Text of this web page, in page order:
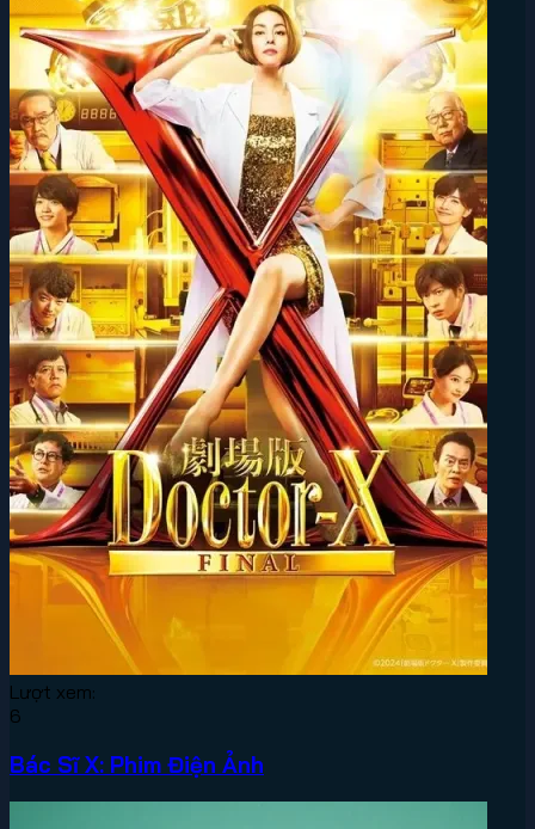
Lượt xem:
6
Bác Sĩ X: Phim Điện Ảnh